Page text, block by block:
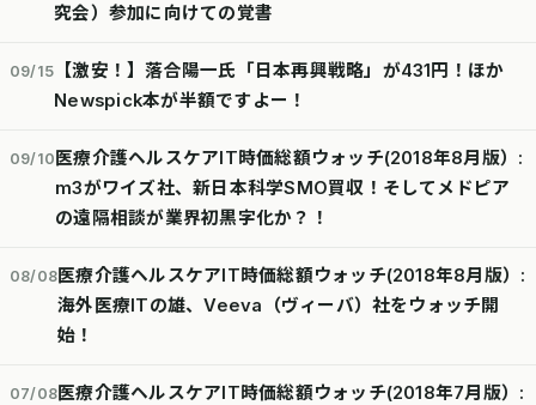
究会）参加に向けての覚書
09/15
【激安！】落合陽一氏「日本再興戦略」が431円！ほか
Newspick本が半額ですよー！
09/10医療介護ヘルスケアIT時価総額ウォッチ(2018年8月版）:
m3がワイズ社、新日本科学SMO買収！そしてメドピア
の遠隔相談が業界初黒字化か？！
08/08医療介護ヘルスケアIT時価総額ウォッチ(2018年8月版）:
海外医療ITの雄、Veeva（ヴィーバ）社をウォッチ開
始！
07/08医療介護ヘルスケアIT時価総額ウォッチ(2018年7月版）: